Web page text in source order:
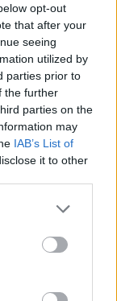
opt-out
that after your
seeing
utilized by
parties prior to
the further
parties on the
may
IAB’s List of
it to other
more Google
may click to
party tags to
below Google
Τραμπ θα
των
και μάθετε
τον κόσμο.